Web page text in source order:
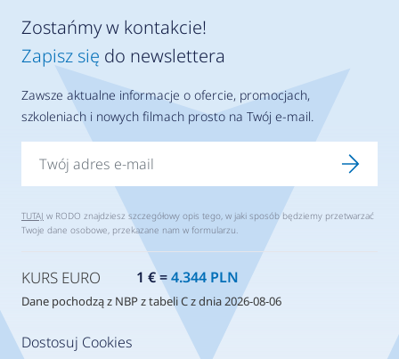
Dostosuj Cookies
Zostańmy w kontakcie!
Zapisz się do newslettera
Zawsze aktualne informacje o ofercie, promocjach,
szkoleniach i nowych filmach prosto na Twój e-mail.
TUTAJ w RODO znajdziesz szczegółowy opis tego, w jaki sposób będziemy przetwarzać
Twoje dane osobowe, przekazane nam w formularzu.
KURS EURO 1 € =4.344 PLN
Dane pochodzą z NBP z tabeli C z dnia 2026-08-06